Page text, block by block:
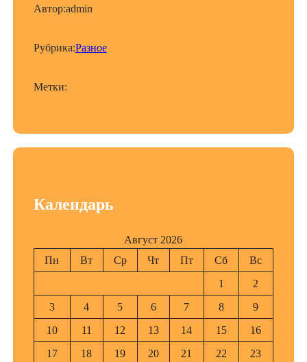
Автор:admin
Рубрика:Разное
Метки:
Календарь
Август 2026
Пн
Вт Ср Чт Пт Сб
Вс
1
2
3
4 5 6 7 8
9
10
11 12 13 14 15
16
17
18 19 20 21 22 23